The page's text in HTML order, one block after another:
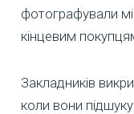
фотографували
кінцевим
Закладників
коли вони